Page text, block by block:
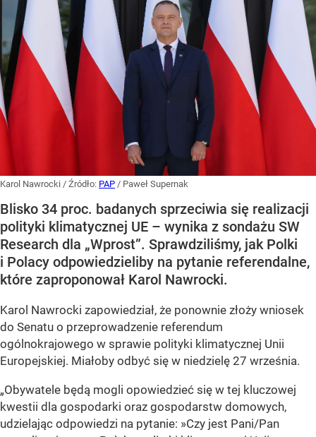
Karol Nawrocki / Źródło: PAP / Paweł Supernak
Blisko 34 proc. badanych sprzeciwia się realizacji
polityki klimatycznej UE – wynika z sondażu SW
Research dla „Wprost”. Sprawdziliśmy, jak Polki
i Polacy odpowiedzieliby na pytanie referendalne,
które zaproponował Karol Nawrocki.
Karol Nawrocki zapowiedział, że ponownie złoży wniosek
do Senatu o przeprowadzenie referendum
ogólnokrajowego w sprawie polityki klimatycznej Unii
Europejskiej. Miałoby odbyć się w niedzielę 27 września.
„Obywatele będą mogli opowiedzieć się w tej kluczowej
kwestii dla gospodarki oraz gospodarstw domowych,
udzielając odpowiedzi na pytanie: »Czy jest Pani/Pan